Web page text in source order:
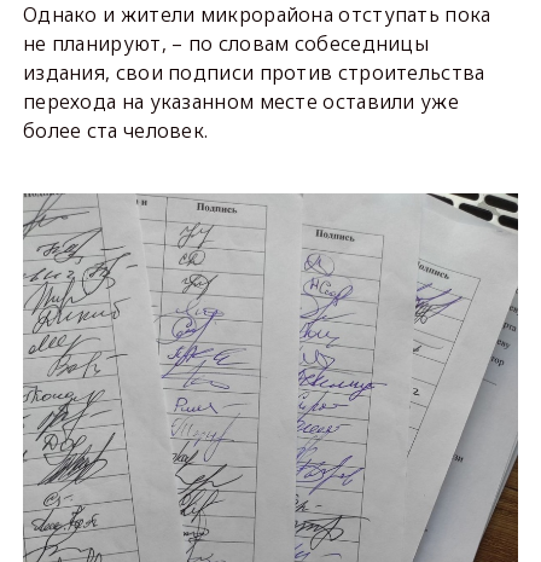
Однако и жители микрорайона отступать пока
не планируют, – по словам собеседницы
издания, свои подписи против строительства
перехода на указанном месте оставили уже
более ста человек.